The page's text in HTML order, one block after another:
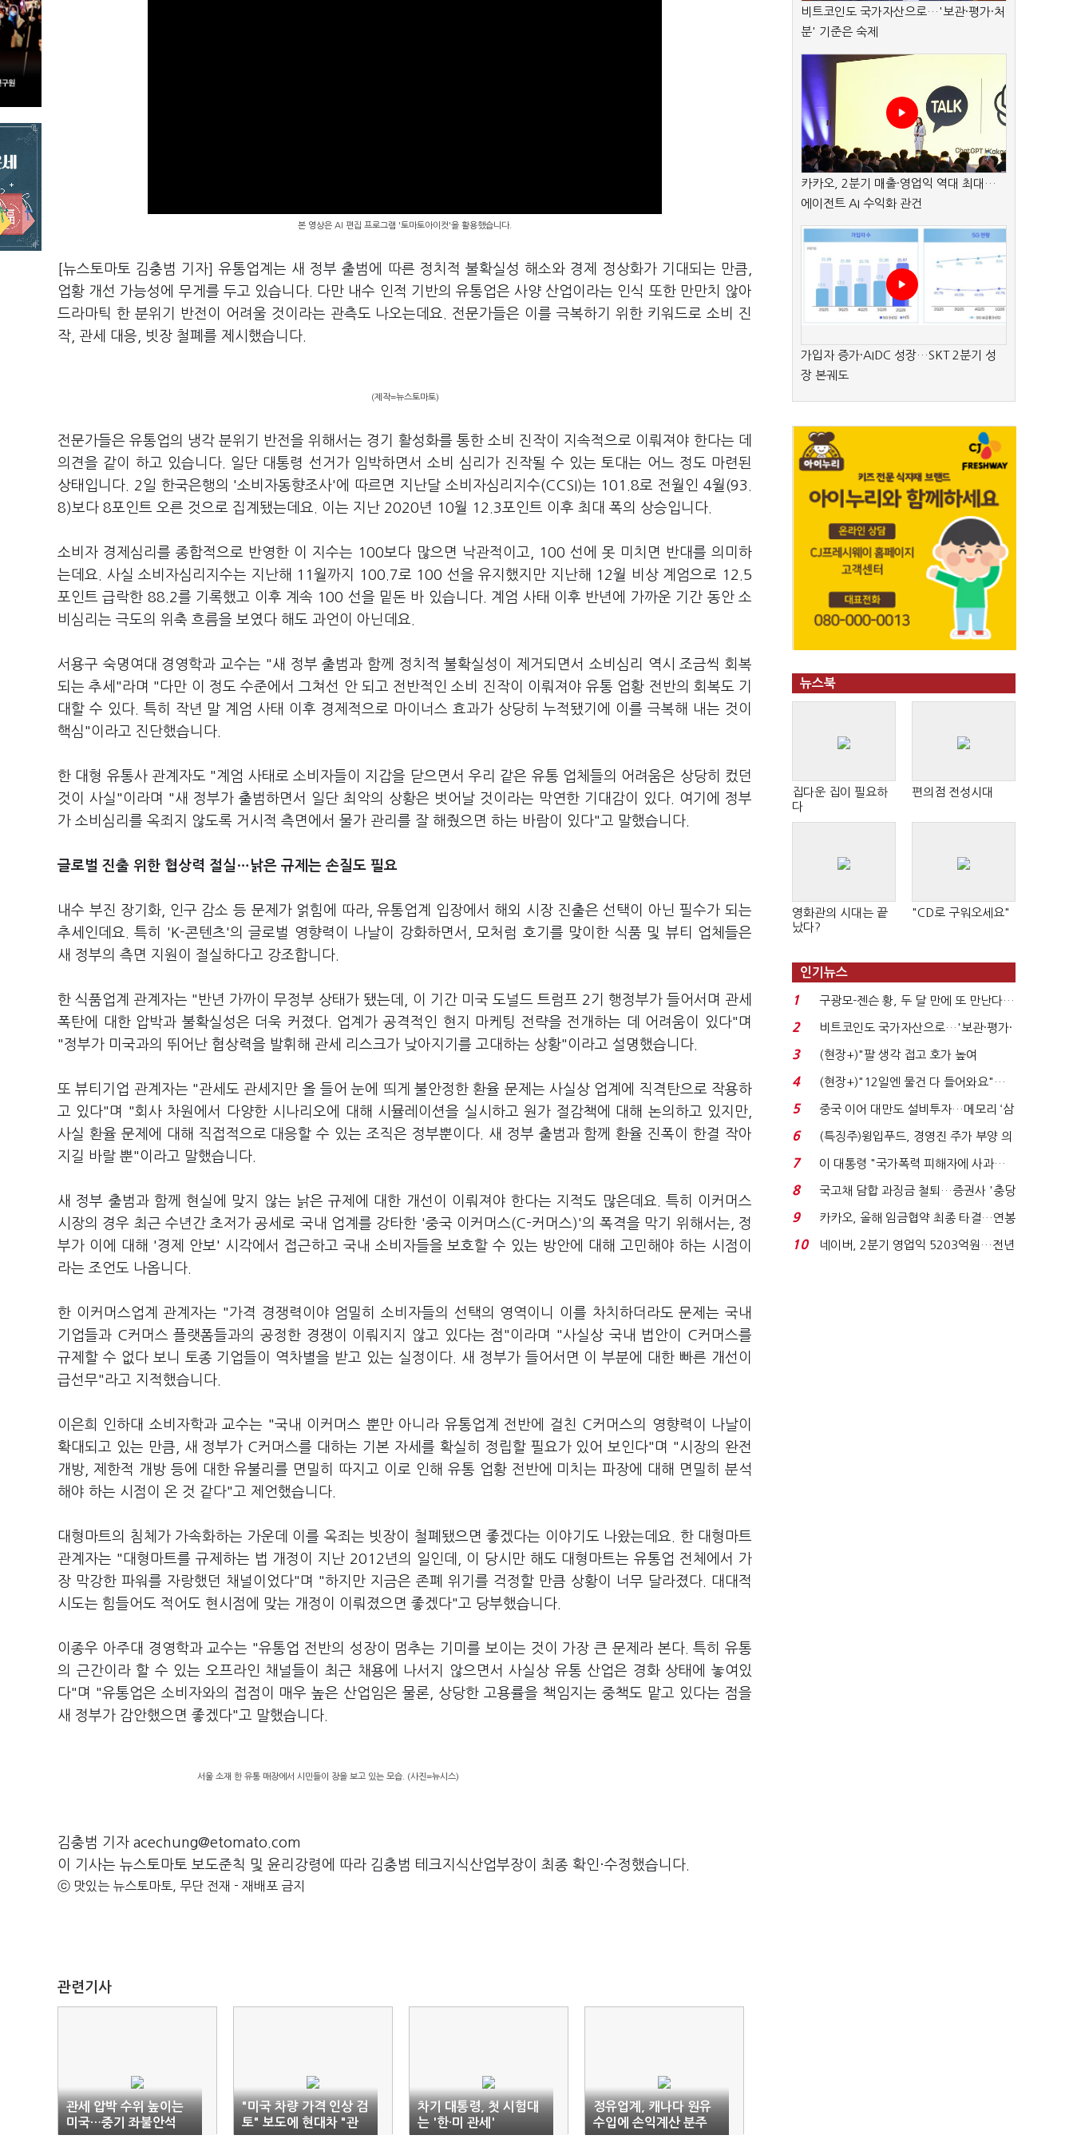
본 영상은 AI 편집 프로그램 '토마토아이컷'을 활용했습니다.
[뉴스토마토 김충범 기자] 유통업계는 새 정부 출범에 따른 정치적 불확실성 해소와 경제 정상화가 기대되는 만큼,
업황 개선 가능성에 무게를 두고 있습니다. 다만 내수 인적 기반의 유통업은 사양 산업이라는 인식 또한 만만치 않아
드라마틱 한 분위기 반전이 어려울 것이라는 관측도 나오는데요. 전문가들은 이를 극복하기 위한 키워드로 소비 진
작, 관세 대응, 빗장 철폐를 제시했습니다.
(제작=뉴스토마토)
전문가들은 유통업의 냉각 분위기 반전을 위해서는 경기 활성화를 통한 소비 진작이 지속적으로 이뤄져야 한다는 데
의견을 같이 하고 있습니다. 일단 대통령 선거가 임박하면서 소비 심리가 진작될 수 있는 토대는 어느 정도 마련된
상태입니다. 2일 한국은행의 '소비자동향조사'에 따르면 지난달 소비자심리지수(CCSI)는 101.8로 전월인 4월(93.
8)보다 8포인트 오른 것으로 집계됐는데요. 이는 지난 2020년 10월 12.3포인트 이후 최대 폭의 상승입니다.
소비자 경제심리를 종합적으로 반영한 이 지수는 100보다 많으면 낙관적이고, 100 선에 못 미치면 반대를 의미하
는데요. 사실 소비자심리지수는 지난해 11월까지 100.7로 100 선을 유지했지만 지난해 12월 비상 계엄으로 12.5
포인트 급락한 88.2를 기록했고 이후 계속 100 선을 밑돈 바 있습니다. 계엄 사태 이후 반년에 가까운 기간 동안 소
비심리는 극도의 위축 흐름을 보였다 해도 과언이 아닌데요.
서용구 숙명여대 경영학과 교수는 "새 정부 출범과 함께 정치적 불확실성이 제거되면서 소비심리 역시 조금씩 회복
되는 추세"라며 "다만 이 정도 수준에서 그쳐선 안 되고 전반적인 소비 진작이 이뤄져야 유통 업황 전반의 회복도 기
대할 수 있다. 특히 작년 말 계엄 사태 이후 경제적으로 마이너스 효과가 상당히 누적됐기에 이를 극복해 내는 것이
핵심"이라고 진단했습니다.
한 대형 유통사 관계자도 "계엄 사태로 소비자들이 지갑을 닫으면서 우리 같은 유통 업체들의 어려움은 상당히 컸던
것이 사실"이라며 "새 정부가 출범하면서 일단 최악의 상황은 벗어날 것이라는 막연한 기대감이 있다. 여기에 정부
가 소비심리를 옥죄지 않도록 거시적 측면에서 물가 관리를 잘 해줬으면 하는 바람이 있다"고 말했습니다.
글로벌 진출 위한 협상력 절실…낡은 규제는 손질도 필요
내수 부진 장기화, 인구 감소 등 문제가 얽힘에 따라, 유통업계 입장에서 해외 시장 진출은 선택이 아닌 필수가 되는
추세인데요. 특히 'K-콘텐츠'의 글로벌 영향력이 나날이 강화하면서, 모처럼 호기를 맞이한 식품 및 뷰티 업체들은
새 정부의 측면 지원이 절실하다고 강조합니다.
한 식품업계 관계자는 "반년 가까이 무정부 상태가 됐는데, 이 기간 미국 도널드 트럼프 2기 행정부가 들어서며 관세
폭탄에 대한 압박과 불확실성은 더욱 커졌다. 업계가 공격적인 현지 마케팅 전략을 전개하는 데 어려움이 있다"며
"정부가 미국과의 뛰어난 협상력을 발휘해 관세 리스크가 낮아지기를 고대하는 상황"이라고 설명했습니다.
또 뷰티기업 관계자는 "관세도 관세지만 올 들어 눈에 띄게 불안정한 환율 문제는 사실상 업계에 직격탄으로 작용하
고 있다"며 "회사 차원에서 다양한 시나리오에 대해 시뮬레이션을 실시하고 원가 절감책에 대해 논의하고 있지만,
사실 환율 문제에 대해 직접적으로 대응할 수 있는 조직은 정부뿐이다. 새 정부 출범과 함께 환율 진폭이 한결 작아
지길 바랄 뿐"이라고 말했습니다.
새 정부 출범과 함께 현실에 맞지 않는 낡은 규제에 대한 개선이 이뤄져야 한다는 지적도 많은데요. 특히 이커머스
시장의 경우 최근 수년간 초저가 공세로 국내 업계를 강타한 '중국 이커머스(C-커머스)'의 폭격을 막기 위해서는, 정
부가 이에 대해 '경제 안보' 시각에서 접근하고 국내 소비자들을 보호할 수 있는 방안에 대해 고민해야 하는 시점이
라는 조언도 나옵니다.
한 이커머스업계 관계자는 "가격 경쟁력이야 엄밀히 소비자들의 선택의 영역이니 이를 차치하더라도 문제는 국내
기업들과 C커머스 플랫폼들과의 공정한 경쟁이 이뤄지지 않고 있다는 점"이라며 "사실상 국내 법안이 C커머스를
규제할 수 없다 보니 토종 기업들이 역차별을 받고 있는 실정이다. 새 정부가 들어서면 이 부분에 대한 빠른 개선이
급선무"라고 지적했습니다.
이은희 인하대 소비자학과 교수는 "국내 이커머스 뿐만 아니라 유통업계 전반에 걸친 C커머스의 영향력이 나날이
확대되고 있는 만큼, 새 정부가 C커머스를 대하는 기본 자세를 확실히 정립할 필요가 있어 보인다"며 "시장의 완전
개방, 제한적 개방 등에 대한 유불리를 면밀히 따지고 이로 인해 유통 업황 전반에 미치는 파장에 대해 면밀히 분석
해야 하는 시점이 온 것 같다"고 제언했습니다.
대형마트의 침체가 가속화하는 가운데 이를 옥죄는 빗장이 철폐됐으면 좋겠다는 이야기도 나왔는데요. 한 대형마트
관계자는 "대형마트를 규제하는 법 개정이 지난 2012년의 일인데, 이 당시만 해도 대형마트는 유통업 전체에서 가
장 막강한 파워를 자랑했던 채널이었다"며 "하지만 지금은 존폐 위기를 걱정할 만큼 상황이 너무 달라졌다. 대대적
시도는 힘들어도 적어도 현시점에 맞는 개정이 이뤄졌으면 좋겠다"고 당부했습니다.
이종우 아주대 경영학과 교수는 "유통업 전반의 성장이 멈추는 기미를 보이는 것이 가장 큰 문제라 본다. 특히 유통
의 근간이라 할 수 있는 오프라인 채널들이 최근 채용에 나서지 않으면서 사실상 유통 산업은 경화 상태에 놓여있
다"며 "유통업은 소비자와의 접점이 매우 높은 산업임은 물론, 상당한 고용률을 책임지는 중책도 맡고 있다는 점을
새 정부가 감안했으면 좋겠다"고 말했습니다.
서울 소재 한 유통 매장에서 시민들이 장을 보고 있는 모습. (사진=뉴시스)
김충범 기자 acechung@etomato.com
이 기사는 뉴스토마토 보도준칙 및 윤리강령에 따라 김충범 테크지식산업부장이 최종 확인·수정했습니다.
ⓒ 맛있는 뉴스토마토, 무단 전재 - 재배포 금지
관련기사
관세 압박 수위 높이는
미국…중기 좌불안석
"미국 차량 가격 인상 검
토" 보도에 현대차 "관
세와 무관"
차기 대통령, 첫 시험대
는 '한·미 관세'
정유업계, 캐나다 원유
수입에 손익계산 분주
비트코인도 국가자산으로…'보관·평가·처
분' 기준은 숙제
카카오, 2분기 매출·영업익 역대 최대…
에이전트 AI 수익화 관건
가입자 증가·AIDC 성장…SKT 2분기 성
장 본궤도
뉴스북
집다운 집이 필요하
다
편의점 전성시대
영화관의 시대는 끝
났다?
"CD로 구워오세요"
인기뉴스
1
구광모-젠슨 황, 두 달 만에 또 만난다…
로봇·AI 등 논...
2
비트코인도 국가자산으로…'보관·평가·
처분' 기준은 ...
3
(현장+)"팔 생각 접고 호가 높여
요"…'덜 똘똘한 한 채' 20...
4
(현장+)"12일엔 물건 다 들어와요"…
빈 매대 채우며 문 연 ...
5
중국 이어 대만도 설비투자…메모리 ‘삼
국전쟁’
6
(특징주)윙입푸드, 경영진 주가 부양 의
지에 상한가...
7
이 대통령 "국가폭력 피해자에 사과…
적극적 조사로 진...
8
국고채 담합 과징금 철퇴…증권사 '충당
금 폭탄' 우려...
9
카카오, 올해 임금협약 최종 타결…연봉
6.3% 인상·격려...
10
네이버, 2분기 영업익 5203억원…전년